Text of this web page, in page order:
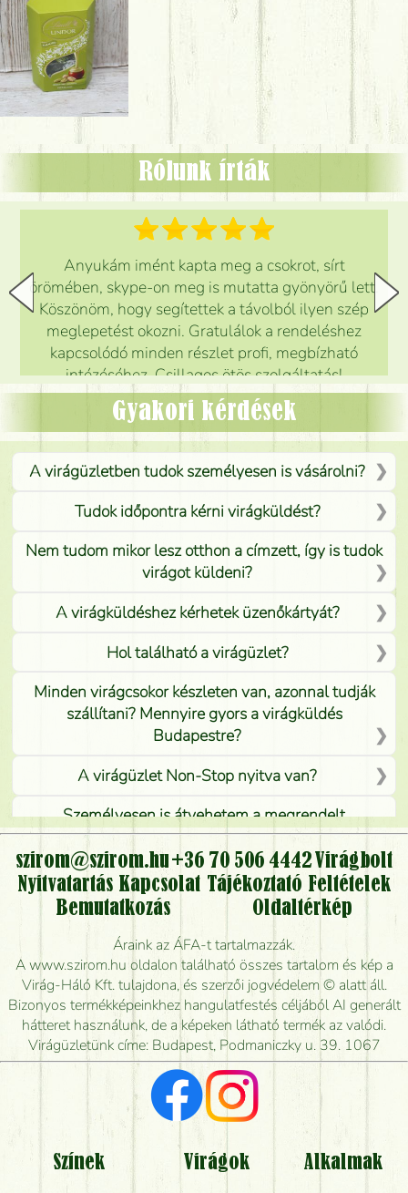
Rólunk írták
Anyukám imént kapta meg a csokrot, sírt
örömében, skype-on meg is mutatta gyönyörű lett.
Köszönöm, hogy segítettek a távolból ilyen szép
meglepetést okozni. Gratulálok a rendeléshez
kapcsolódó minden részlet profi, megbízható
intézéséhez. Csillagos ötös szolgáltatás!
Mónika
Gyakori kérdések
A virágüzletben tudok személyesen is vásárolni?
Tudok időpontra kérni virágküldést?
Nem tudom mikor lesz otthon a címzett, így is tudok
virágot küldeni?
A virágküldéshez kérhetek üzenőkártyát?
Hol található a virágüzlet?
Minden virágcsokor készleten van, azonnal tudják
szállítani? Mennyire gyors a virágküldés
Budapestre?
A virágüzlet Non-Stop nyitva van?
Személyesen is átvehetem a megrendelt
virágcsokrot, vagy csak virágküldéssel, kiszállítással
kérhető?
Vidékre is lehet rendelni?
Meddig rendelhetek virágküldést úgy, hogy még ma
kiszállítsák?
Mennyire gyorsan tudják elkészíteni a csokrot, és
mikor tudják leghamarabb kiszállítani?
Vörös rózsát keresek, van önöknél?
Milyen visszajelzést kapok a virágküldésről?
Tényleg azt kapom, ami a képen van?
Mit kell tudni a virágcsokrok szállításáról?
szirom@szirom.hu+36 70 506 4442Virágbolt
Nyitvatartás Kapcsolat Tájékoztató Feltételek
Bemutatkozás
Oldaltérkép
Áraink az ÁFA-t tartalmazzák.
A www.szirom.hu oldalon található összes tartalom és kép a
Virág-Háló Kft. tulajdona, és szerzői jogvédelem © alatt áll.
Bizonyos termékképeinkhez hangulatfestés céljából AI generált
hátteret használunk, de a képeken látható termék az valódi.
Virágüzletünk címe: Budapest, Podmaniczky u. 39. 1067
Színek Virágok Alkalmak